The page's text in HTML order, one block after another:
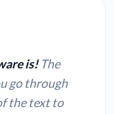
is!The
go through
the text to